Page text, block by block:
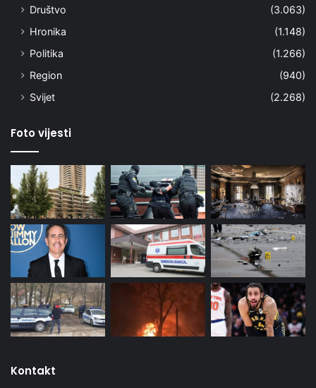
Društvo
(3.063)
Hronika
(1.148)
Politika
(1.266)
Region
(940)
Svijet
(2.268)
Foto vijesti
Kontakt